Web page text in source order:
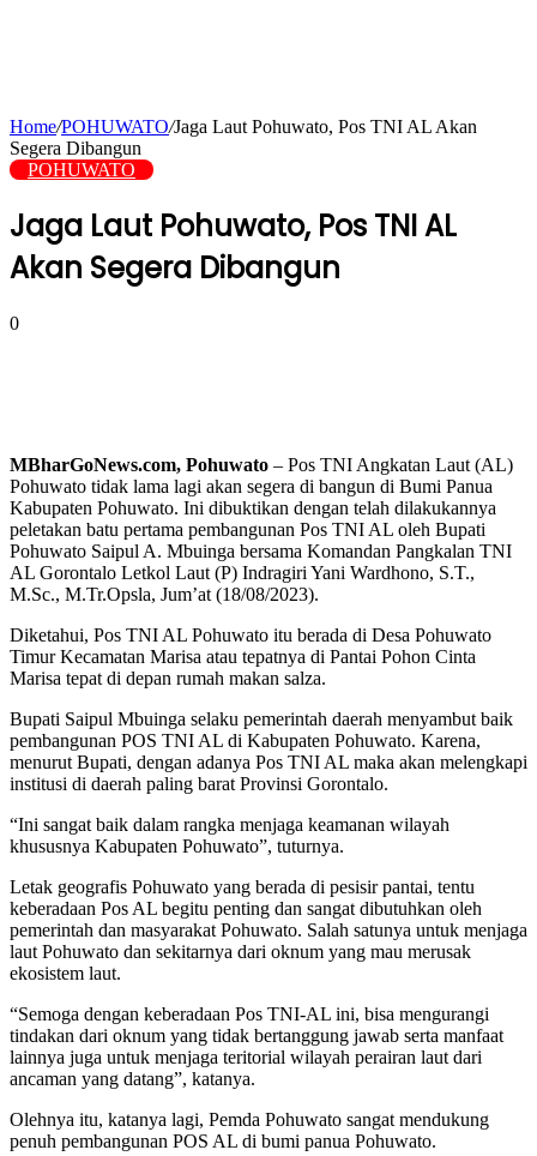
Home/POHUWATO/Jaga Laut Pohuwato, Pos TNI AL Akan
Segera Dibangun
POHUWATO
Jaga Laut Pohuwato, Pos TNI AL
Akan Segera Dibangun
0
MBharGoNews.com, Pohuwato – Pos TNI Angkatan Laut (AL)
Pohuwato tidak lama lagi akan segera di bangun di Bumi Panua
Kabupaten Pohuwato. Ini dibuktikan dengan telah dilakukannya
peletakan batu pertama pembangunan Pos TNI AL oleh Bupati
Pohuwato Saipul A. Mbuinga bersama Komandan Pangkalan TNI
AL Gorontalo Letkol Laut (P) Indragiri Yani Wardhono, S.T.,
M.Sc., M.Tr.Opsla, Jum’at (18/08/2023).
Diketahui, Pos TNI AL Pohuwato itu berada di Desa Pohuwato
Timur Kecamatan Marisa atau tepatnya di Pantai Pohon Cinta
Marisa tepat di depan rumah makan salza.
Bupati Saipul Mbuinga selaku pemerintah daerah menyambut baik
pembangunan POS TNI AL di Kabupaten Pohuwato. Karena,
menurut Bupati, dengan adanya Pos TNI AL maka akan melengkapi
institusi di daerah paling barat Provinsi Gorontalo.
“Ini sangat baik dalam rangka menjaga keamanan wilayah
khususnya Kabupaten Pohuwato”, tuturnya.
Letak geografis Pohuwato yang berada di pesisir pantai, tentu
keberadaan Pos AL begitu penting dan sangat dibutuhkan oleh
pemerintah dan masyarakat Pohuwato. Salah satunya untuk menjaga
laut Pohuwato dan sekitarnya dari oknum yang mau merusak
ekosistem laut.
“Semoga dengan keberadaan Pos TNI-AL ini, bisa mengurangi
tindakan dari oknum yang tidak bertanggung jawab serta manfaat
lainnya juga untuk menjaga teritorial wilayah perairan laut dari
ancaman yang datang”, katanya.
Olehnya itu, katanya lagi, Pemda Pohuwato sangat mendukung
penuh pembangunan POS AL di bumi panua Pohuwato.